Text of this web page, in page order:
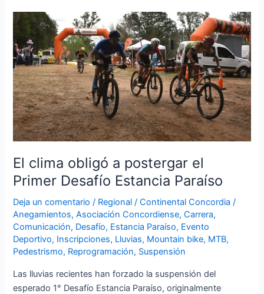
El clima obligó a postergar el
Primer Desafío Estancia Paraíso
Deja un comentario / Regional /Continental Concordia/
Anegamientos,Asociación Concordiense,Carrera,
Comunicación, Desafío, Estancia Paraíso, Evento
Deportivo, Inscripciones, Lluvias, Mountain bike, MTB,
Pedestrismo, Reprogramación, Suspensión
Las lluvias recientes han forzado la suspensión del
esperado 1° Desafío Estancia Paraíso, originalmente
El
clima
obligó
a
postergar
el
Primer
Desafío
Estancia